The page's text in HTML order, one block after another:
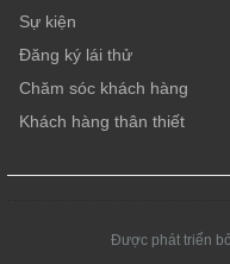
Sự kiện
Đăng ký lái thử
Chăm sóc khách hàng
Khách hàng thân thiết
Được phát triển